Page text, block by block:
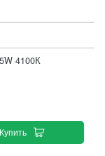
4100К
Купить